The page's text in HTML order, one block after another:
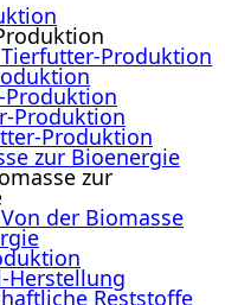
Produktion
Produktion
Produktion
Produktion
zur Bioenergie
zur
der Biomasse
Herstellung
Reststoffe